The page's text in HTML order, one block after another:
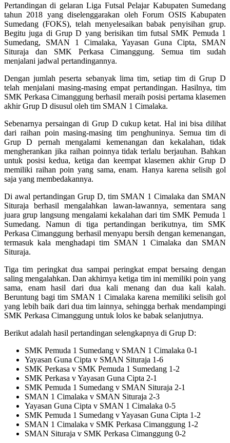
Pertandingan di gelaran Liga Futsal Pelajar Kabupaten Sumedang
tahun 2018 yang diselenggarakan oleh Forum OSIS Kabupaten
Sumedang (FOKS), telah menyelesaikan babak penyisihan grup.
Begitu juga di Grup D yang berisikan tim futsal SMK Pemuda 1
Sumedang, SMAN 1 Cimalaka, Yayasan Guna Cipta, SMAN
Situraja dan SMK Perkasa Cimanggung. Semua tim sudah
menjalani jadwal pertandingannya.
Dengan jumlah peserta sebanyak lima tim, setiap tim di Grup D
telah menjalani masing-masing empat pertandingan. Hasilnya, tim
SMK Perkasa Cimanggung berhasil meraih posisi pertama klasemen
akhir Grup D disusul oleh tim SMAN 1 Cimalaka.
Sebenarnya persaingan di Grup D cukup ketat. Hal ini bisa dilihat
dari raihan poin masing-masing tim penghuninya. Semua tim di
Grup D pernah mengalami kemenangan dan kekalahan, tidak
mengherankan jika raihan poinnya tidak terlalu berjauhan. Bahkan
untuk posisi kedua, ketiga dan keempat klasemen akhir Grup D
memiliki raihan poin yang sama, enam. Hanya karena selisih gol
saja yang membedakannya.
Di awal pertandingan Grup D, tim SMAN 1 Cimalaka dan SMAN
Situraja berhasil mengalahkan lawan-lawannya, sementara sang
juara grup langsung mengalami kekalahan dari tim SMK Pemuda 1
Sumedang. Namun di tiga pertandingan berikutnya, tim SMK
Perkasa Cimanggung berhasil menyapu bersih dengan kemenangan,
termasuk kala menghadapi tim SMAN 1 Cimalaka dan SMAN
Situraja.
Tiga tim peringkat dua sampai peringkat empat bersaing dengan
saling mengalahkan. Dan akhirnya ketiga tim ini memiliki poin yang
sama, enam hasil dari dua kali menang dan dua kali kalah.
Beruntung bagi tim SMAN 1 Cimalaka karena memiliki selisih gol
yang lebih baik dari dua tim lainnya, sehingga berhak mendampingi
SMK Perkasa Cimanggung untuk lolos ke babak selanjutnya.
Berikut adalah hasil pertandingan selengkapnya di Grup D:
SMK Pemuda 1 Sumedang v SMAN 1 Cimalaka 0-1
Yayasan Guna Cipta v SMAN Situraja 1-6
SMK Perkasa v SMK Pemuda 1 Sumedang 1-2
SMK Perkasa v Yayasan Guna Cipta 2-1
SMK Pemuda 1 Sumedang v SMAN Situraja 2-1
SMAN 1 Cimalaka v SMAN Situraja 2-3
Yayasan Guna Cipta v SMAN 1 Cimalaka 0-5
SMK Pemuda 1 Sumedang v Yayasan Guna Cipta 1-2
SMAN 1 Cimalaka v SMK Perkasa Cimanggung 1-2
SMAN Situraja v SMK Perkasa Cimanggung 0-2